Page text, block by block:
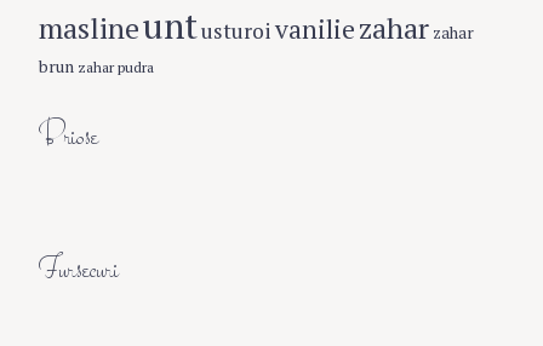
maslineuntusturoivaniliezahar zahar
brun zahar pudra
Briose
Fursecuri